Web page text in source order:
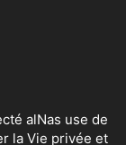
alNas use de
la Vie privée et